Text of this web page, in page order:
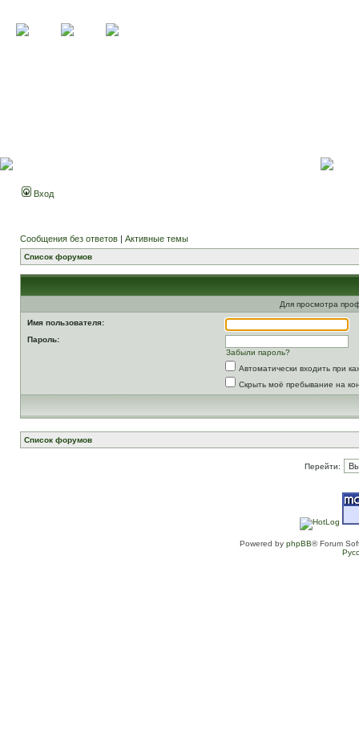
Вход
Сообщения без ответов | Активные темы
Список форумов
Для просмотра
Имя пользователя:
Пароль:
Забыли пароль?
Автоматически входить при
Скрыть моё пребывание на
Список форумов
Перейти:
Powered by phpBB® Forum